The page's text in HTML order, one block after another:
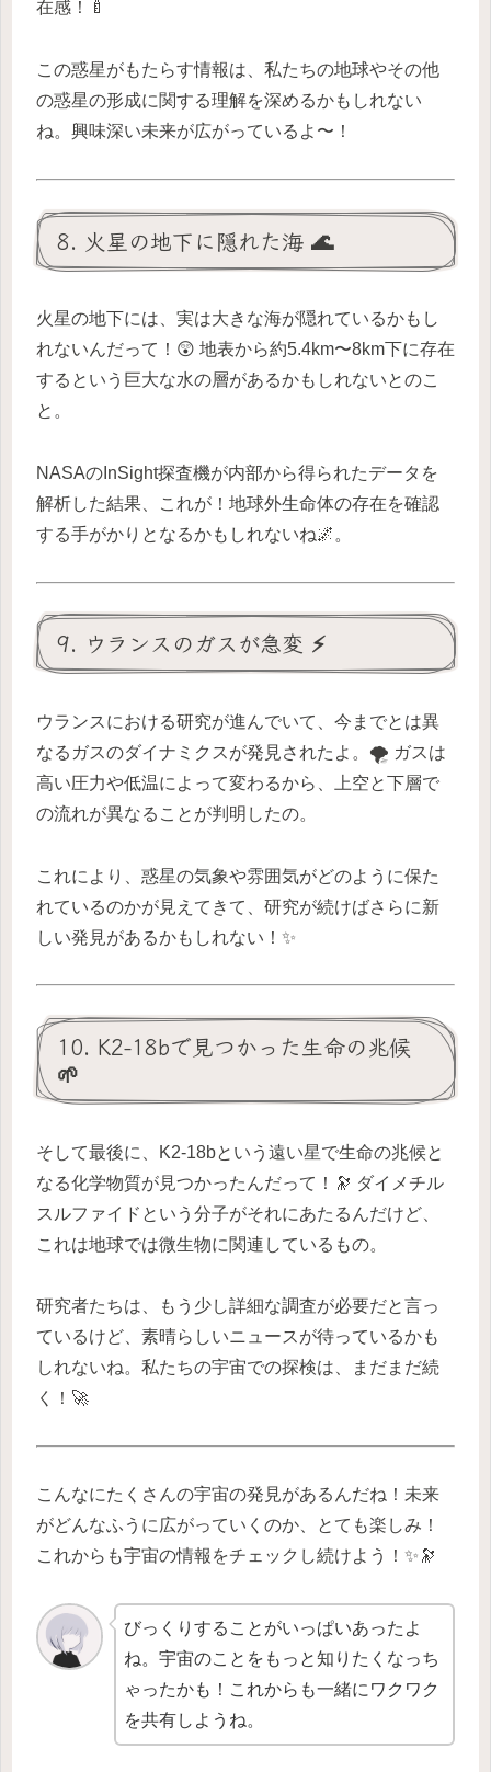
在感！🍼
この惑星がもたらす情報は、私たちの地球やその他
の惑星の形成に関する理解を深めるかもしれない
ね。興味深い未来が広がっているよ〜！
8. 火星の地下に隠れた海 🌊
火星の地下には、実は大きな海が隠れているかもし
れないんだって！😲 地表から約5.4km〜8km下に存在
するという巨大な水の層があるかもしれないとのこ
と。
NASAのInSight探査機が内部から得られたデータを
解析した結果、これが！地球外生命体の存在を確認
する手がかりとなるかもしれないね🌌。
9. ウランスのガスが急変 ⚡
ウランスにおける研究が進んでいて、今までとは異
なるガスのダイナミクスが発見されたよ。🌪️ ガスは
高い圧力や低温によって変わるから、上空と下層で
の流れが異なることが判明したの。
これにより、惑星の気象や雰囲気がどのように保た
れているのかが見えてきて、研究が続けばさらに新
しい発見があるかもしれない！✨
10. K2-18bで見つかった生命の兆候
🌱
そして最後に、K2-18bという遠い星で生命の兆候と
なる化学物質が見つかったんだって！🔭 ダイメチル
スルファイドという分子がそれにあたるんだけど、
これは地球では微生物に関連しているもの。
研究者たちは、もう少し詳細な調査が必要だと言っ
ているけど、素晴らしいニュースが待っているかも
しれないね。私たちの宇宙での探検は、まだまだ続
く！🚀
こんなにたくさんの宇宙の発見があるんだね！未来
がどんなふうに広がっていくのか、とても楽しみ！
これからも宇宙の情報をチェックし続けよう！✨🔭
びっくりすることがいっぱいあったよ
ね。宇宙のことをもっと知りたくなっち
ゃったかも！これからも一緒にワクワク
を共有しようね。